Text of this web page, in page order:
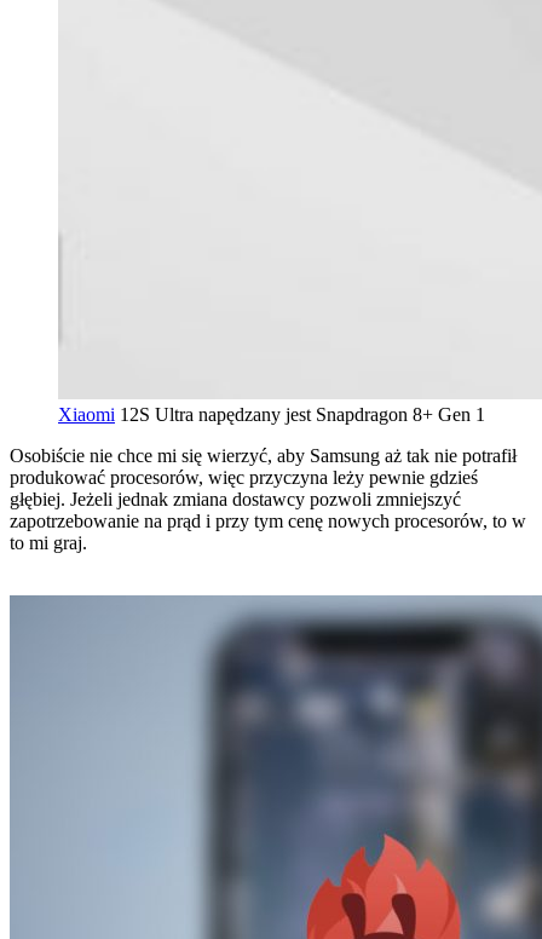
Xiaomi 12S Ultra napędzany jest Snapdragon 8+ Gen 1
Osobiście nie chce mi się wierzyć, aby Samsung aż tak nie potrafił
produkować procesorów, więc przyczyna leży pewnie gdzieś
głębiej. Jeżeli jednak zmiana dostawcy pozwoli zmniejszyć
zapotrzebowanie na prąd i przy tym cenę nowych procesorów, to w
to mi graj.